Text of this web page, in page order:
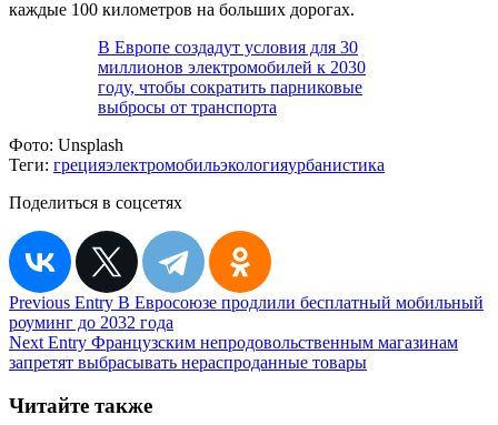
каждые 100 километров на больших дорогах.
В Европе создадут условия для 30
миллионов электромобилей к 2030
году, чтобы сократить парниковые
выбросы от транспорта
Фото: Unsplash
Теги: грецияэлектромобильэкологияурбанистика
Поделиться в соцсетях
Навигация
по
записям
Previous Entry В Евросоюзе продлили бесплатный мобильный
роуминг до 2032 года
Next Entry Французским непродовольственным магазинам
запретят выбрасывать нераспроданные товары
Читайте также